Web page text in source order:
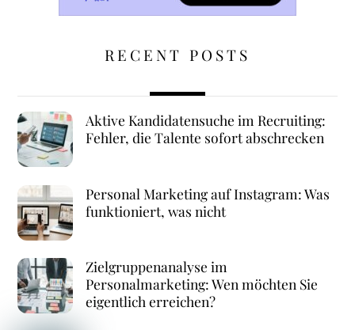
RECENT POSTS
Aktive Kandidatensuche im Recruiting:
Fehler, die Talente sofort abschrecken
Personal Marketing auf Instagram: Was
funktioniert, was nicht
Zielgruppenanalyse im
Personalmarketing: Wen möchten Sie
eigentlich erreichen?